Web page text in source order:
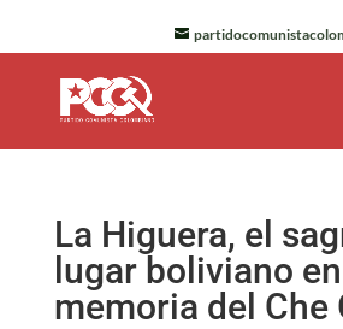
La Higuera, el
lugar boliviano en
memoria del Che